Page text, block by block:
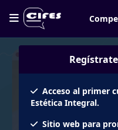
Regístrate
Acceso al primer
Estética Integral.
Sitio web para